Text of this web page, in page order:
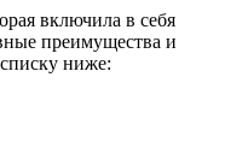
включила в себя
преимущества и
ниже: